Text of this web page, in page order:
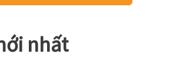
nhất